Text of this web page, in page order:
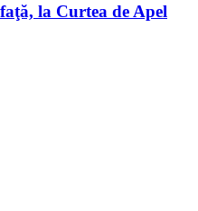
la Curtea de Apel